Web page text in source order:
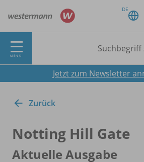
DE
MENÜ
Jetzt zum Newsletter
Zurück
Notting Hill Gate
Aktuelle Ausgabe